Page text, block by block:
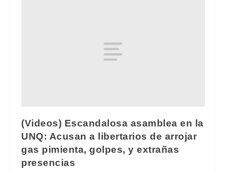
(Videos) Escandalosa asamblea en la
UNQ: Acusan a libertarios de arrojar
gas pimienta, golpes, y extrañas
presencias